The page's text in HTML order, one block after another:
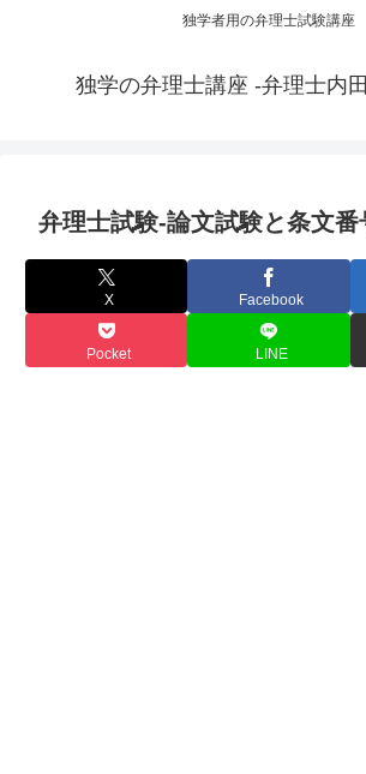
独学者用の弁理士試験講座
独学の弁理士講座 -弁理士内
弁理士試験-論文試験と条文番
X Facebook
Pocket LINE